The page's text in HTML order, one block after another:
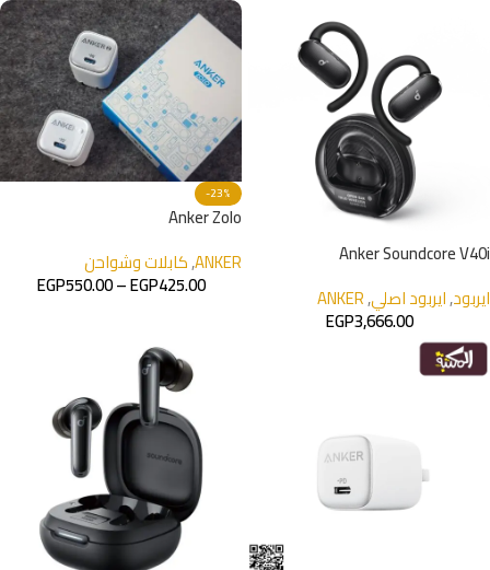
Anker Soundcore V40i
ايربود,ايربود اصلي,
ANKER
EGP3,666.00
-23%
Anker Zolo
ANKER
,كابلات وشواحن
EGP425.00
–
EGP550.00